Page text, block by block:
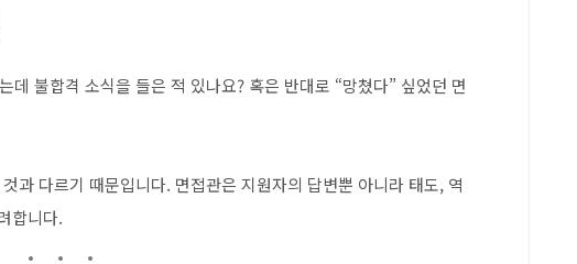
데 불합격 소식을 들은 적 있나요? 혹은 반대로 “망쳤다” 싶었던 면
과 다르기 때문입니다. 면접관은 지원자의 답변뿐 아니라 태도, 역
합니다.